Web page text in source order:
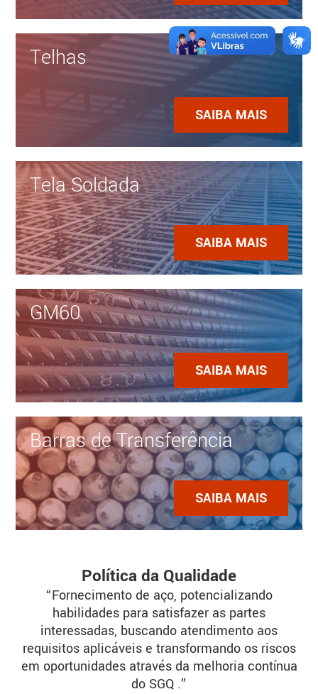
Telhas
SAIBA MAIS
Tela Soldada
SAIBA MAIS
GM60
SAIBA MAIS
Barras de Transferência
SAIBA MAIS
Política da Qualidade
“Fornecimento de aço, potencializando
habilidades para satisfazer as partes
interessadas, buscando atendimento aos
requisitos aplicáveis e transformando os riscos
em oportunidades através da melhoria contínua
do SGQ .”